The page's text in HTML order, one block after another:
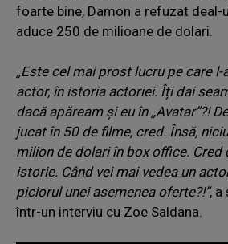
foarte bine, Damon a refuzat deal-
aduce 250 de milioane de dolari.
„Este cel mai prost lucru pe care l-
actor, în istoria actoriei. Îți dai
dacă apăream și eu în „Avatar”?!
jucat în 50 de filme, cred. Însă,
milion de dolari în box office. Cred
istorie. Când vei mai vedea un
piciorul unei asemenea oferte?!”, a
într-un interviu cu Zoe Saldana.